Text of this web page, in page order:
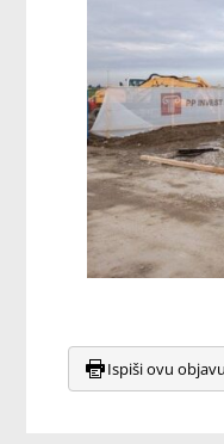
Ispiši ovu objavu